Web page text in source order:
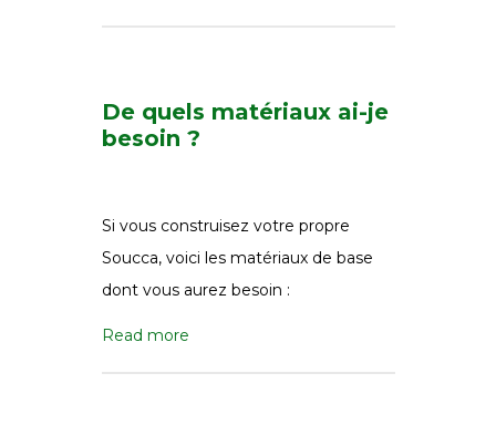
De quels matériaux ai-je
besoin ?
Si vous construisez votre propre
Soucca, voici les matériaux de base
dont vous aurez besoin :
Read more